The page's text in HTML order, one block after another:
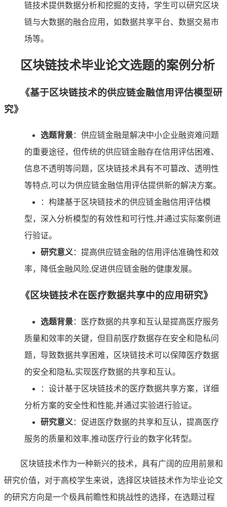
链技术提供数据分析和挖掘的支持，学生可以研究区块
链与大数据的融合应用，如数据共享平台、数据交易市
场等。
区块链技术毕业论文选题的案例分析
《基于区块链技术的供应链金融信用评估模型研
究》
选题背景：供应链金融是解决中小企业融资难问题
的重要途径，但传统的供应链金融存在信用评估困难、
信息不透明等问题，区块链技术具有不可篡改、透明性
等特点,可以为供应链金融信用评估提供新的解决方案。
：构建基于区块链技术的供应链金融信用评估模
型，深入分析模型的有效性和可行性,并通过实际案例进
行验证。
研究意义 ：提高供应链金融的信用评估准确性和效
率，降低金融风险,促进供应链金融的健康发展。
《区块链技术在医疗数据共享中的应用研究》
选题背景：医疗数据的共享和互认是提高医疗服务
质量和效率的关键，但目前医疗数据存在安全和隐私问
题，导致数据共享困难，区块链技术可以保障医疗数据
的安全和隐私,实现医疗数据的共享和互认。
：设计基于区块链技术的医疗数据共享方案，详细
分析方案的安全性和性能,并通过实验进行验证。
研究意义 ：促进医疗数据的共享和互认，提高医疗
服务的质量和效率,推动医疗行业的数字化转型。
区块链技术作为一种新兴的技术，具有广阔的应用前景和
研究价值，对于高校学生来说，选择区块链技术作为毕业论文
的研究方向是一个极具前瞻性和挑战性的选择，在选题过程